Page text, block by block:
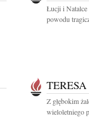
Łucji i Natalce
powodu
Z głębokim
wieloletniego